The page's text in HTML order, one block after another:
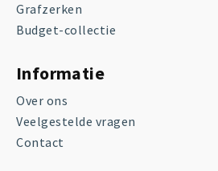
Grafzerken
Budget-collectie
Informatie
Over ons
Veelgestelde vragen
Contact